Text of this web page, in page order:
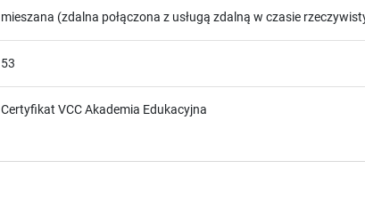
mieszana (zdalna połączona z usługą zdalną w czasie
53
Certyfikat VCC Akademia Edukacyjna